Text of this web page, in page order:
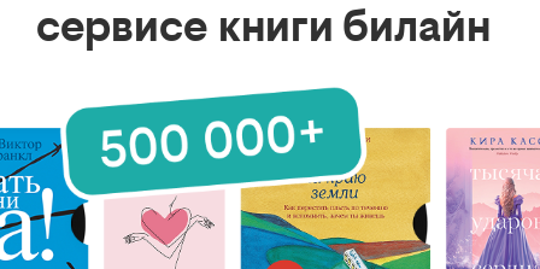
сервисе книги билайн